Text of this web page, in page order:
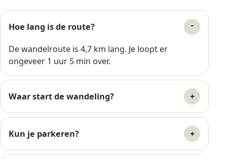
Hoe lang is de route?
De wandelroute is 4,7 km lang. Je loopt er
ongeveer 1 uur 5 min over.
Waar start de wandeling?
Kun je parkeren?